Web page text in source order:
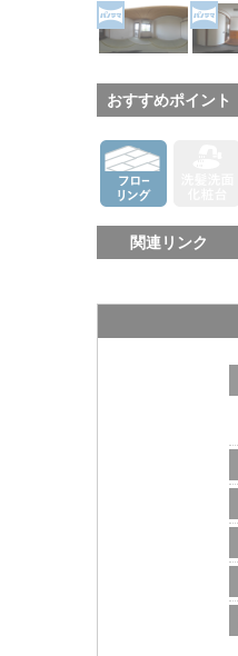
おすすめポイント
関連リンク